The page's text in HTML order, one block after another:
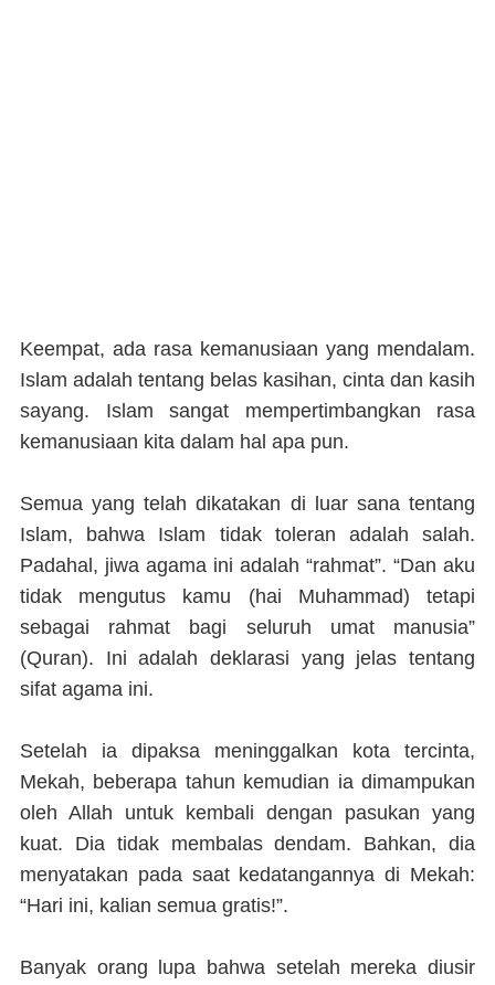
Keempat, ada rasa kemanusiaan yang mendalam.
Islam adalah tentang belas kasihan, cinta dan kasih
sayang. Islam sangat mempertimbangkan rasa
kemanusiaan kita dalam hal apa pun.
Semua yang telah dikatakan di luar sana tentang
Islam, bahwa Islam tidak toleran adalah salah.
Padahal, jiwa agama ini adalah “rahmat”. “Dan aku
tidak mengutus kamu (hai Muhammad) tetapi
sebagai rahmat bagi seluruh umat manusia”
(Quran). Ini adalah deklarasi yang jelas tentang
sifat agama ini.
Setelah ia dipaksa meninggalkan kota tercinta,
Mekah, beberapa tahun kemudian ia dimampukan
oleh Allah untuk kembali dengan pasukan yang
kuat. Dia tidak membalas dendam. Bahkan, dia
menyatakan pada saat kedatangannya di Mekah:
“Hari ini, kalian semua gratis!”.
Banyak orang lupa bahwa setelah mereka diusir